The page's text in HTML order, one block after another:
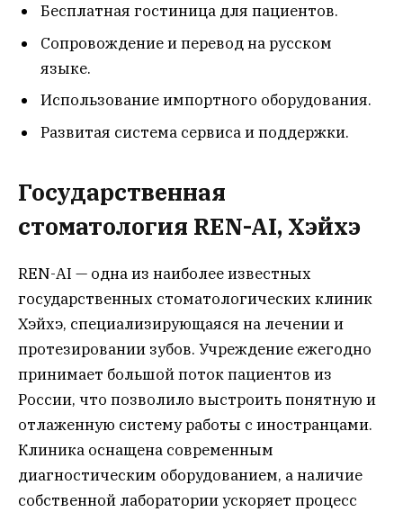
Бесплатная гостиница для пациентов.
Сопровождение и перевод на русском
языке.
Использование импортного оборудования.
Развитая система сервиса и поддержки.
Государственная
стоматология REN-AI, Хэйхэ
REN-AI — одна из наиболее известных
государственных стоматологических клиник
Хэйхэ, специализирующаяся на лечении и
протезировании зубов. Учреждение ежегодно
принимает большой поток пациентов из
России, что позволило выстроить понятную и
отлаженную систему работы с иностранцами.
Клиника оснащена современным
диагностическим оборудованием, а наличие
собственной лаборатории ускоряет процесс